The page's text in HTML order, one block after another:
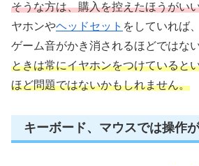
そうな方は、購入を控えたほうがい
ヤホンやヘッドセット をしていれば
ゲーム音がかき消されるほどではない
ときは常にイヤホンをつけていると
ほど問題ではないかもしれません。
キーボード、マウスでは操作